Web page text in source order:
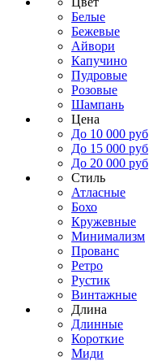
Белые
Бежевые
Айвори
Капучино
Пудровые
Розовые
Шампань
Цена
До 10 000 руб
До 15 000 руб
До 20 000 руб
Стиль
Атласные
Бохо
Кружевные
Минимализм
Прованс
Ретро
Рустик
Винтажные
Длина
Длинные
Короткие
Миди